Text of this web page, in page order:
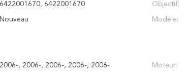
6422001670, 6422001670 Objectif:
Nouveau Modèle:
2006-, 2006-, 2006-, 2006-, 2006- Moteur: